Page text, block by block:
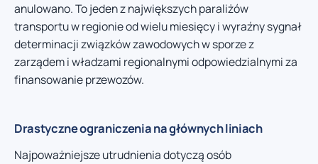
anulowano. To jeden z największych paraliżów
transportu w regionie od wielu miesięcy i wyraźny sygnał
determinacji związków zawodowych w sporze z
zarządem i władzami regionalnymi odpowiedzialnymi za
finansowanie przewozów.
Drastyczne ograniczenia na głównych liniach
Najpoważniejsze utrudnienia dotyczą osób